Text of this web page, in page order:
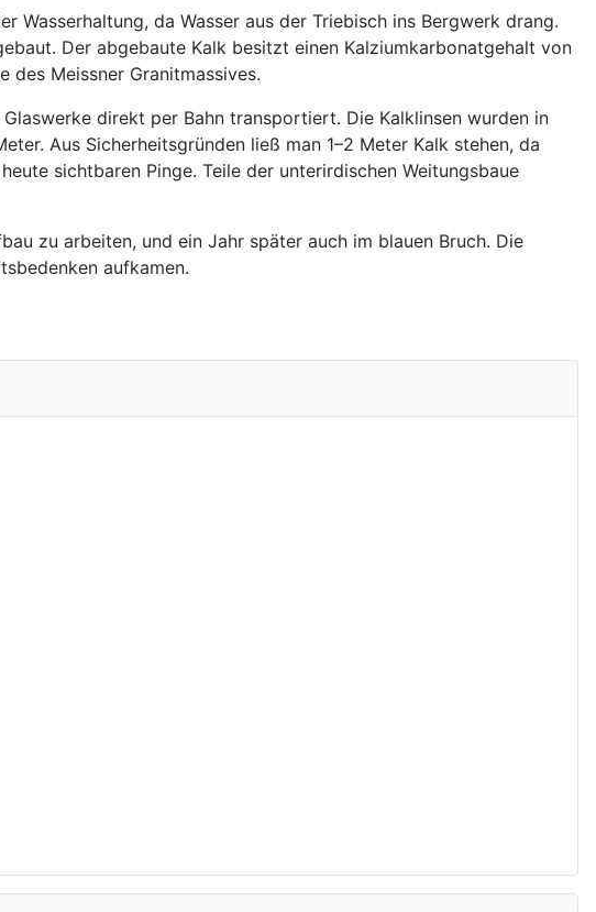
Wasserhaltung, da Wasser aus der Triebisch ins Bergwerk drang.
Der abgebaute Kalk besitzt einen Kalziumkarbonatgehalt von
Meissner Granitmassives.
direkt per Bahn transportiert. Die Kalklinsen wurden in
Aus Sicherheitsgründen ließ man 1–2 Meter Kalk stehen, da
sichtbaren Pinge. Teile der unterirdischen Weitungsbaue
zu arbeiten, und ein Jahr später auch im blauen Bruch. Die
aufkamen.